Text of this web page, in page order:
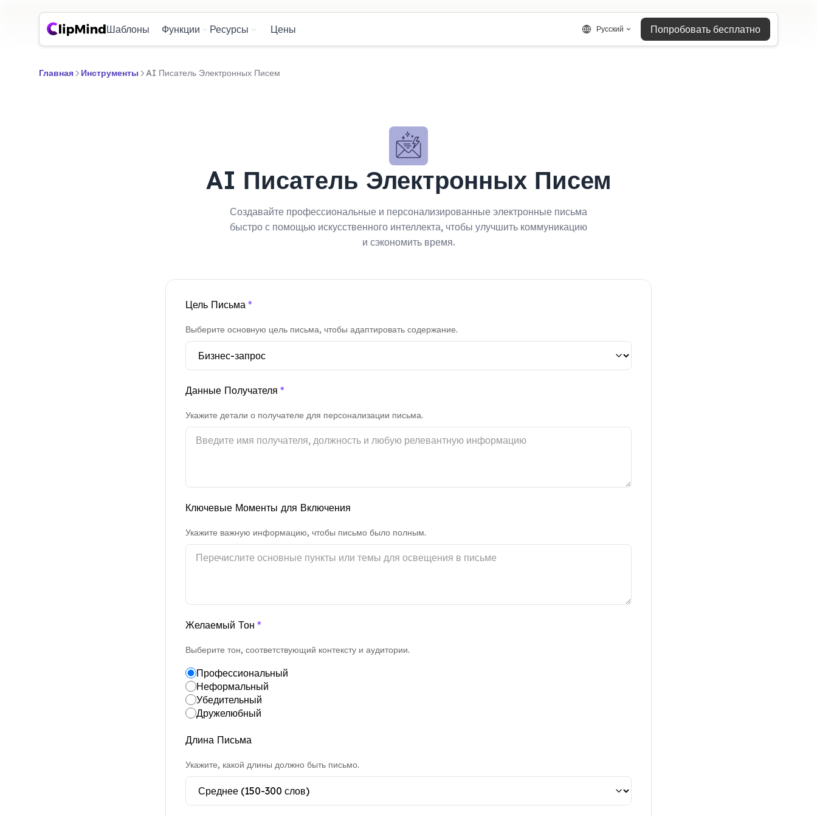
Шаблоны Функции Ресурсы Цены Русский Попробовать бесплатно
Главная Инструменты AI Писатель Электронных Писем
AI Писатель Электронных Писем
Создавайте профессиональные и персонализированные электронные письма
быстро с помощью искусственного интеллекта, чтобы улучшить коммуникацию
и сэкономить время.
Цель Письма *
Выберите основную цель письма, чтобы адаптировать содержание.
Данные Получателя *
Укажите детали о получателе для персонализации письма.
Ключевые Моменты для Включения
Укажите важную информацию, чтобы письмо было полным.
Желаемый Тон *
Выберите тон, соответствующий контексту и аудитории.
Профессиональный
Неформальный
Убедительный
Дружелюбный
Длина Письма
Укажите, какой длины должно быть письмо.